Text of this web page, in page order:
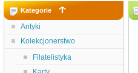
Kategorie
Antyki
Kolekcjonerstwo
Filatelistyka